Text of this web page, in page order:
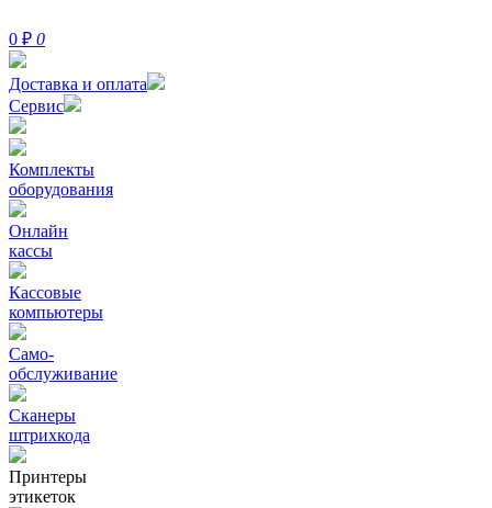
0 ₽ 0
Доставка и оплата
Сервис
Комплекты
оборудования
Онлайн
кассы
Кассовые
компьютеры
Само-
обслуживание
Сканеры
штрихкода
Принтеры
этикеток